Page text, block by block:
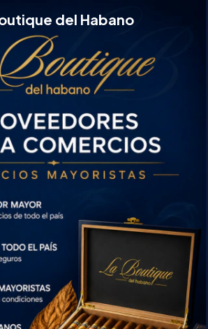
del Habano